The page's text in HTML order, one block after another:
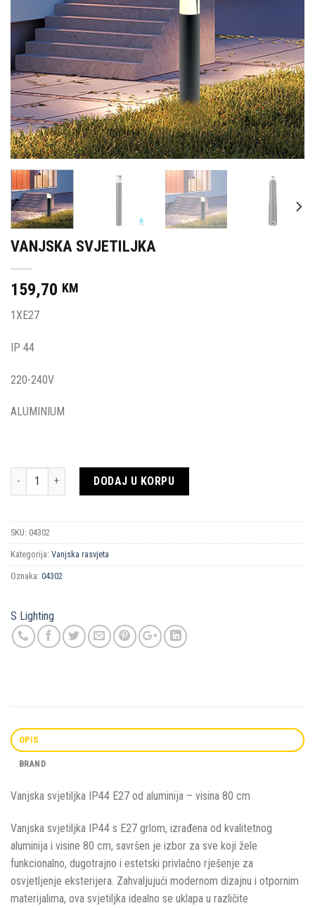
VANJSKA SVJETILJKA
159,70 KM
1XE27
IP 44
220-240V
ALUMINIUM
Količina DODAJ U KORPU
SKU: 04302
Kategorija: Vanjska rasvjeta
Oznaka: 04302
S Lighting
OPIS
BRAND
Vanjska svjetiljka IP44 E27 od aluminija – visina 80 cm
Vanjska svjetiljka IP44 s E27 grlom, izrađena od kvalitetnog
aluminija i visine 80 cm, savršen je izbor za sve koji žele
funkcionalno, dugotrajno i estetski privlačno rješenje za
osvjetljenje eksterijera. Zahvaljujući modernom dizajnu i otpornim
materijalima, ova svjetiljka idealno se uklapa u različite